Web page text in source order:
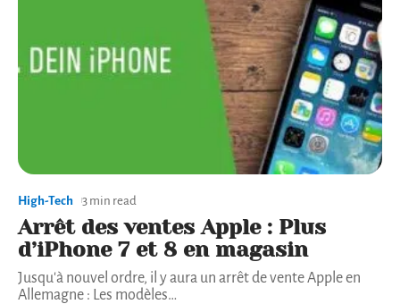
High-Tech 3 min read
Arrêt des ventes Apple : Plus
d’iPhone 7 et 8 en magasin
Jusqu'à nouvel ordre, il y aura un arrêt de vente Apple en
Allemagne : Les modèles…